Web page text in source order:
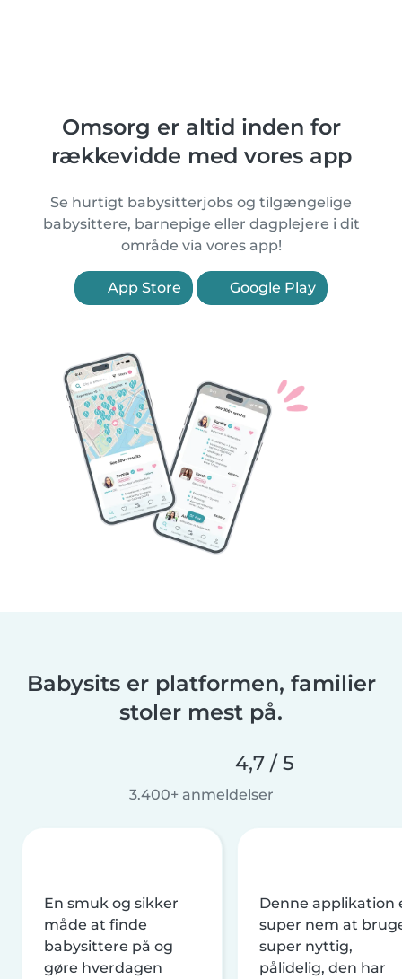
Omsorg er altid inden for
rækkevidde med vores app
Se hurtigt babysitterjobs og tilgængelige
babysittere, barnepige eller dagplejere i dit
område via vores app!
App Store Google Play
Babysits er platformen, familier
stoler mest på.
4,7 / 5
3.400+ anmeldelser
En smuk og sikker
måde at finde
babysittere på og
gøre hverdagen
Denne applikation
super nem at
super nyttig,
pålidelig, den har